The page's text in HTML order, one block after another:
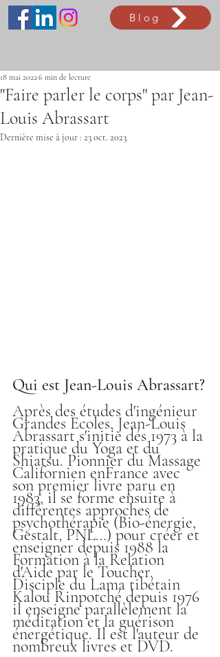
Blog
"Faire parler le corps" par Jean-
Louis Abrassart
18 mai 20226 min de lecture
Dernière mise à jour : 23 oct. 2023
Qui est Jean-Louis Abrassart?
Après des études d'ingénieur
Grandes Ecoles, Jean-Louis
Abrassart s'initie dés 1973 à la
pratique du Yoga et du
Shiatsu. Pionnier du Massage
Californien enFrance avec
son premier livre paru en
1983, il se forme ensuite à
différentes approches de
psychothérapie (Bio-énergie,
Gestalt, PNL…) pour créer et
enseigner depuis 1988 la
Formation à la Relation
d'Aide par le Toucher.
Disciple du Lama tibétain
Kalou Rinpotché depuis 1976
il enseigne parallèlement la
méditation et la guérison
énergétique. Il est l'auteur de
nombreux livres et DVD.